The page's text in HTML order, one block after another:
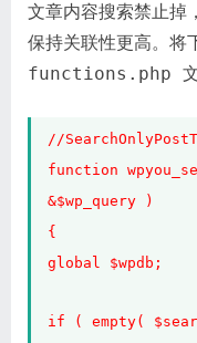
文章内容搜索禁止掉
保持关联性更高。将
functions.php 文
//
function
&$wp_query )
{
global $wpdb;
if ( empty(